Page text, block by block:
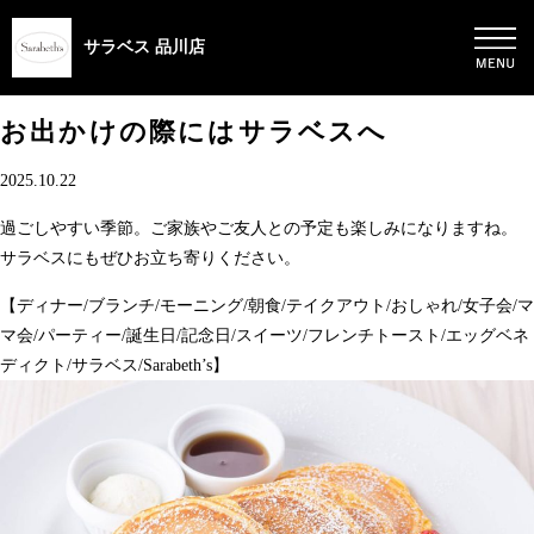
サラベス 品川店
お出かけの際にはサラベスへ
2025.10.22
過ごしやすい季節。ご家族やご友人との予定も楽しみになりますね。
サラベスにもぜひお立ち寄りください。
【ディナー/ブランチ/モーニング/朝食/テイクアウト/おしゃれ/女子会/マ
マ会/パーティー/誕生日/記念日/スイーツ/フレンチトースト/エッグベネ
ディクト/サラベス/Sarabeth’s】